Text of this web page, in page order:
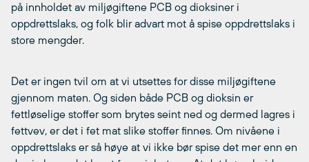
på innholdet av miljøgiftene PCB og dioksiner i
oppdrettslaks, og folk blir advart mot å spise oppdrettslaks i
store mengder.
Det er ingen tvil om at vi utsettes for disse miljøgiftene
gjennom maten. Og siden både PCB og dioksin er
fettløselige stoffer som brytes seint ned og dermed lagres i
fettvev, er det i fet mat slike stoffer finnes. Om nivåene i
oppdrettslaks er så høye at vi ikke bør spise det mer enn en